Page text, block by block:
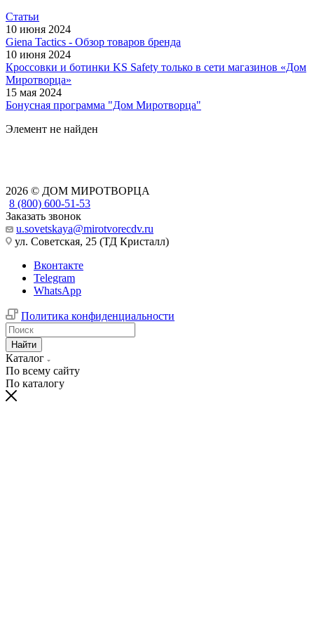
Статьи
10 июня 2024
Giena Tactics - Обзор товаров бренда
10 июня 2024
Кроссовки и ботинки KS Safety только в сети магазинов «Дом
Миротворца»
15 мая 2024
Бонусная программа "Дом Миротворца"
Элемент не найден
2026 © ДОМ МИРОТВОРЦА
8 (800) 600-51-53
Заказать звонок
u.sovetskaya@mirotvorecdv.ru
ул. Советская, 25 (ТД Кристалл)
Вконтакте
Telegram
WhatsApp
Политика конфиденциальности
Найти
Каталог
По всему сайту
По каталогу